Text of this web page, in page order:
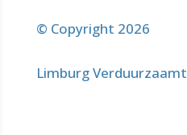
© Copyright 2026
Limburg Verduurzaamt